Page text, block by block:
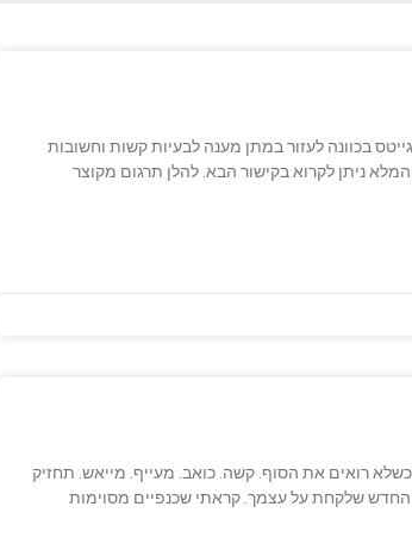
בכוונה לעזור במתן מענה לבעיות קשות וחשובות
והמלא ניתן לקרוא בקישור הבא. להלן תרגום מקוצר
רואים את הסוף. קשה. כואב. מעייף. מייאש. תחזיק
שלקחת על עצמך. קראתי שכנפיים מסוימות